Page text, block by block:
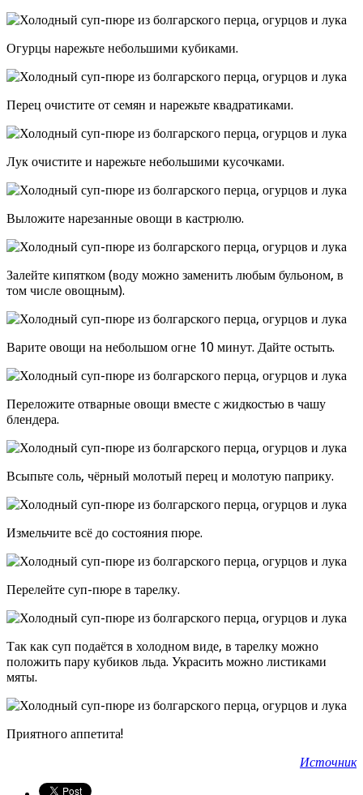
Огурцы нарежьте небольшими кубиками.
Перец очистите от семян и нарежьте квадратиками.
Лук очистите и нарежьте небольшими кусочками.
Выложите нарезанные овощи в кастрюлю.
Залейте кипятком (воду можно заменить любым бульоном, в
том числе овощным).
Варите овощи на небольшом огне 10 минут. Дайте остыть.
Переложите отварные овощи вместе с жидкостью в чашу
блендера.
Всыпьте соль, чёрный молотый перец и молотую паприку.
Измельчите всё до состояния пюре.
Перелейте суп-пюре в тарелку.
Так как суп подаётся в холодном виде, в тарелку можно
положить пару кубиков льда. Украсить можно листиками
мяты.
Приятного аппетита!
Источник